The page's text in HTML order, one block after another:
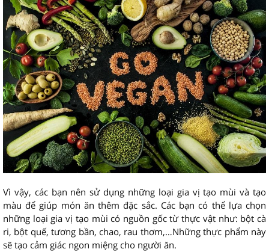
Vì vậy, các bạn nên sử dụng những loại gia vị tạo mùi và tạo
màu để giúp món ăn thêm đặc sắc. Các bạn có thể lựa chọn
những loại gia vị tạo mùi có nguồn gốc từ thực vật như: bột cà
ri, bột quế, tương bần, chao, rau thơm,…Những thực phẩm này
sẽ tạo cảm giác ngon miệng cho người ăn.